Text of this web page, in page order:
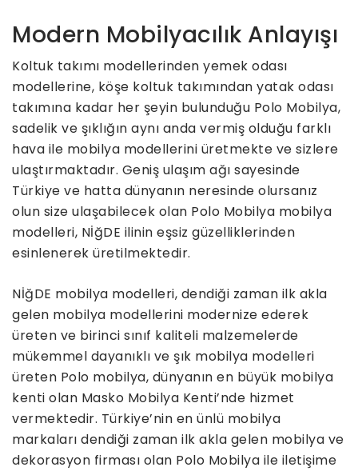
Modern Mobilyacılık Anlayışı
Koltuk takımı modellerinden yemek odası
modellerine, köşe koltuk takımından yatak odası
takımına kadar her şeyin bulunduğu Polo Mobilya,
sadelik ve şıklığın aynı anda vermiş olduğu farklı
hava ile mobilya modellerini üretmekte ve sizlere
ulaştırmaktadır. Geniş ulaşım ağı sayesinde
Türkiye ve hatta dünyanın neresinde olursanız
olun size ulaşabilecek olan Polo Mobilya mobilya
modelleri, NİğDE ilinin eşsiz güzelliklerinden
esinlenerek üretilmektedir.
NİğDE mobilya modelleri, dendiği zaman ilk akla
gelen mobilya modellerini modernize ederek
üreten ve birinci sınıf kaliteli malzemelerde
mükemmel dayanıklı ve şık mobilya modelleri
üreten Polo mobilya, dünyanın en büyük mobilya
kenti olan Masko Mobilya Kenti’nde hizmet
vermektedir. Türkiye’nin en ünlü mobilya
markaları dendiği zaman ilk akla gelen mobilya ve
dekorasyon firması olan Polo Mobilya ile iletişime